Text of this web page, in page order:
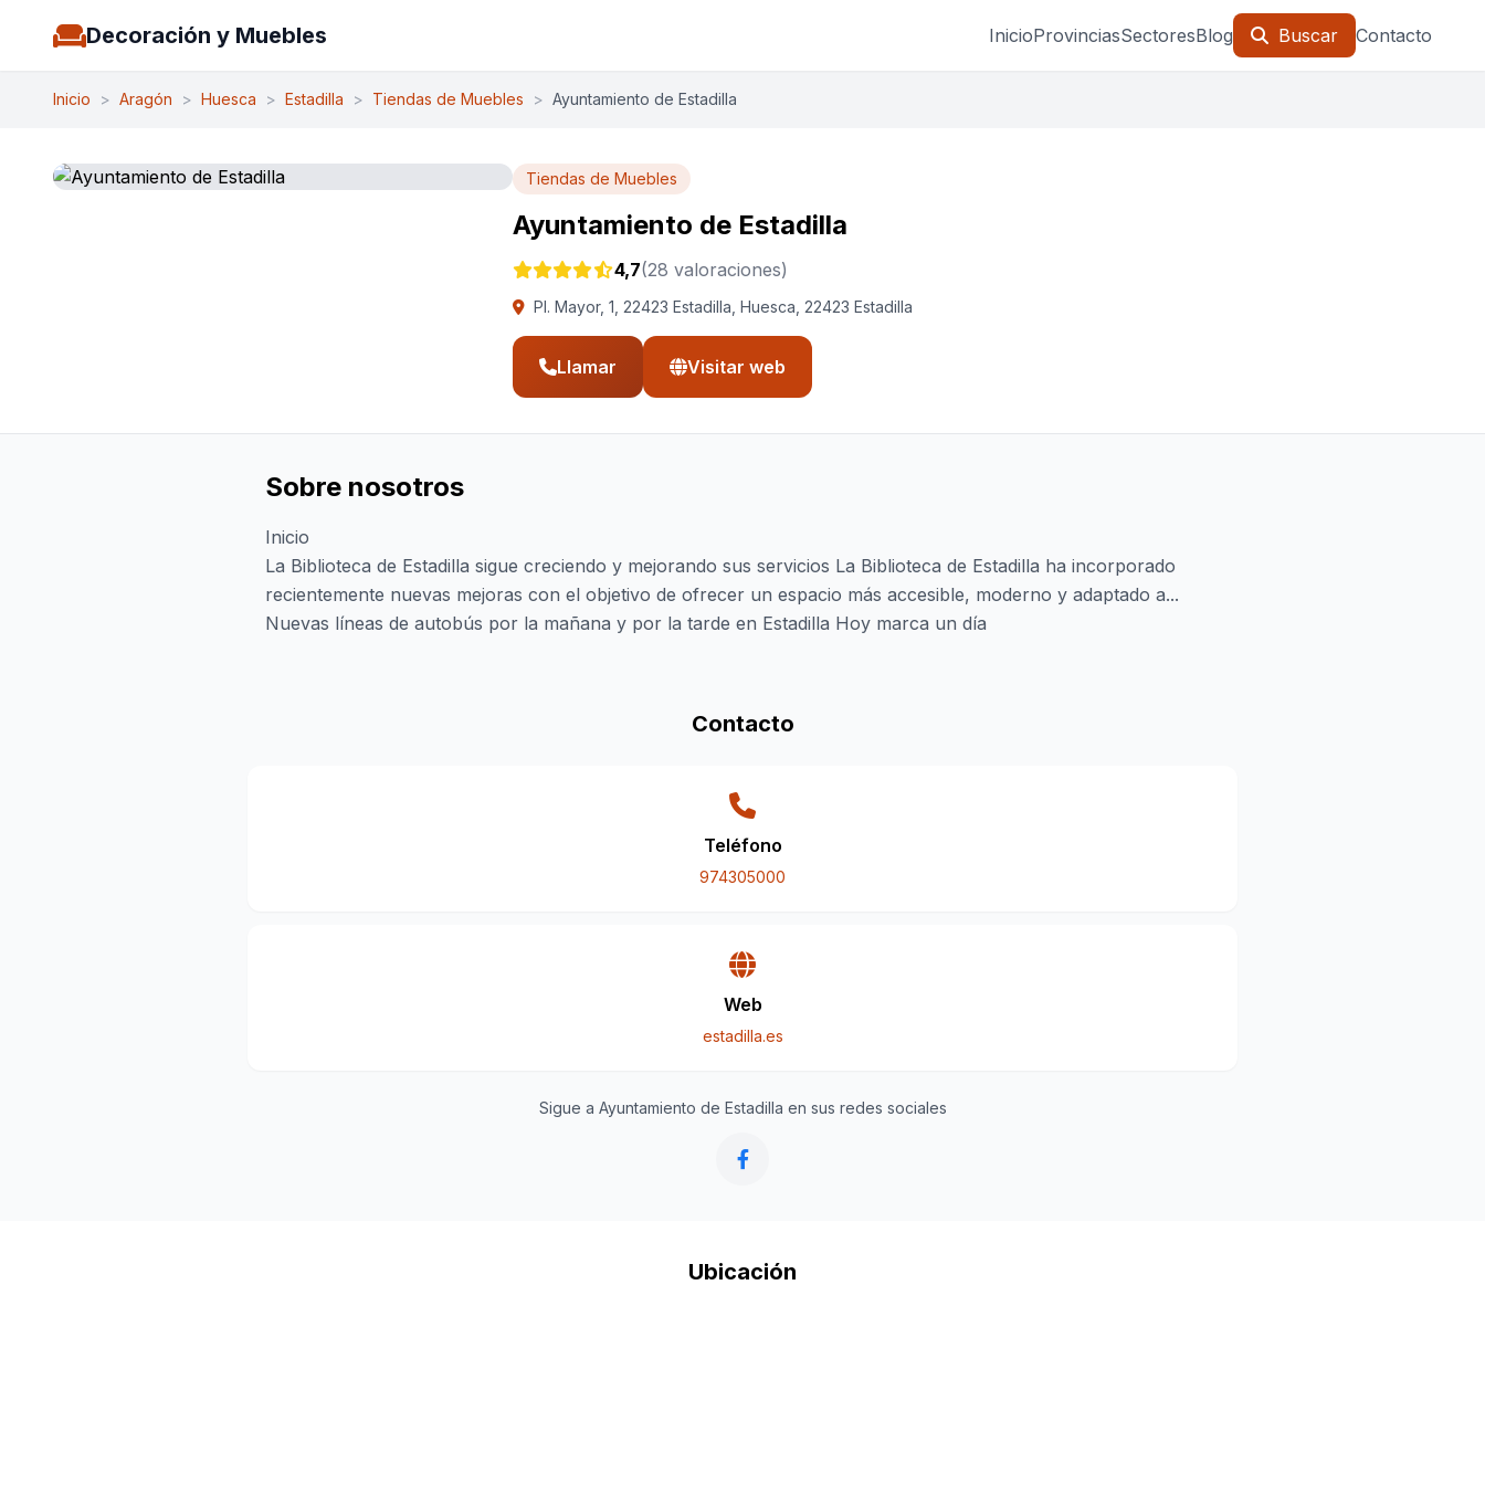
Decoración y Muebles InicioProvinciasSectoresBlog Buscar Contacto
Inicio > Aragón > Huesca > Estadilla > Tiendas de Muebles > Ayuntamiento de Estadilla
Tiendas de Muebles
Ayuntamiento de Estadilla
4,7(28 valoraciones)
Pl. Mayor, 1, 22423 Estadilla, Huesca, 22423 Estadilla
Llamar Visitar web
Sobre nosotros
Inicio
La Biblioteca de Estadilla sigue creciendo y mejorando sus servicios La Biblioteca de Estadilla ha incorporado
recientemente nuevas mejoras con el objetivo de ofrecer un espacio más accesible, moderno y adaptado a...
Nuevas líneas de autobús por la mañana y por la tarde en Estadilla Hoy marca un día
Contacto
Teléfono
974305000
Web
estadilla.es
Sigue a Ayuntamiento de Estadilla en sus redes sociales
Ubicación